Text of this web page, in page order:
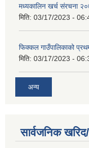
मध्यकालिन खर्च संरचना
मिति: 03/17/2023 -
फिक्कल गाउँपालिकाको
मिति: 03/17/2023 -
अन्य
सार्वजनिक